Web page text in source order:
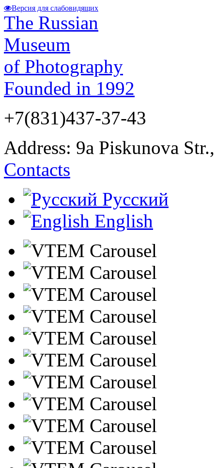
Версия для слабовидящих
The Russian
Museum
of Photography
Founded in 1992
+7(831)437-37-43
Address: 9а Piskunova
Contacts
Русский
English